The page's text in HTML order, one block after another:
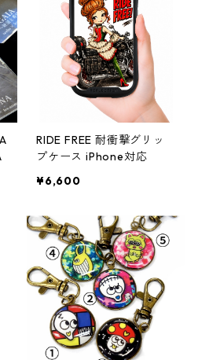
RIDE FREE 耐衝撃グリッ
プケース iPhone対応
¥6,600